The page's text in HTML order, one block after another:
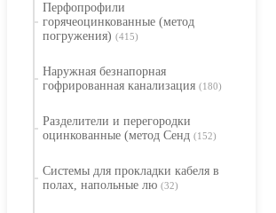
Перфопрофили
горячеоцинкованные (метод
погружения) (415)
Наружная безнапорная
гофрированная канализация (180)
Разделители и перегородки
оцинкованные (метод Сенд (152)
Системы для прокладки кабеля в
полах, напольные лю (32)